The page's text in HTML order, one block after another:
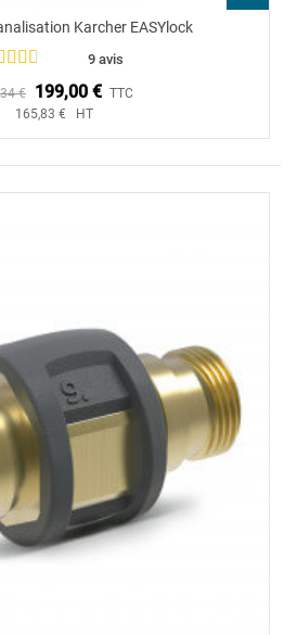
Karcher EASYlock
9 avis
€ 199,00 € TTC
165,83 € HT